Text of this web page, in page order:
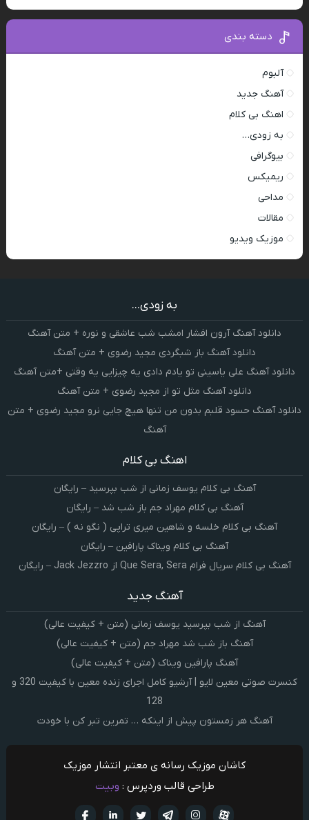
دسته بندی
آلبوم
آهنگ جدید
اهنگ بی کلام
به زودی…
بیوگرافی
ریمیکس
مداحی
مقالات
موزیک ویدیو
به زودی...
دانلود آهنگ آرون افشار امشب شب عاشقی و نوره + متن آهنگ
دانلود آهنگ باز شبگردی مجید رضوی + متن آهنگ
دانلود آهنگ علی یاسینی تو یادم دادی یه چیزایی یه وقتی +متن آهنگ
دانلود آهنگ مثل تو از مجید رضوی + متن آهنگ
دانلود آهنگ حسود قلبم بدون من تنها هیچ جایی نرو مجید رضوی + متن
آهنگ
اهنگ بی کلام
آهنگ بی کلام یوسف زمانی از شب بپرسید – رایگان
آهنگ بی کلام مهراد جم باز شب شد – رایگان
آهنگ بی کلام خلسه و شاهین میری تراپی ( نگو نه ) – رایگان
آهنگ بی کلام ویناک پارافین – رایگان
آهنگ بی کلام سریال فرام Que Sera, Sera از Jack Jezzro – رایگان
آهنگ جدید
آهنگ از شب بپرسید یوسف زمانی (متن + کیفیت عالی)
آهنگ باز شب شد مهراد جم (متن + کیفیت عالی)
آهنگ پارافین ویناک (متن + کیفیت عالی)
کنسرت صوتی معین لایو | آرشیو کامل اجرای زنده معین با کیفیت 320 و
128
آهنگ هر زمستون پیش از اینکه … تمرین تبر کن با خودت
کاشان موزیک رسانه ی معتبر انتشار موزیک
طراحی قالب وردپرس : وبیت
تويتر تلگرام
اینستاگرام آپارات